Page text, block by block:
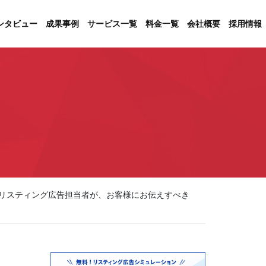
タビュー 成果事例 サービス一覧 料金一覧 会社概要 採用情報
スティング広告担当者が、お客様にお伝えすべき